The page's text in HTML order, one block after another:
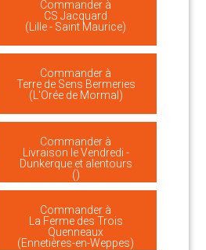
Commander à
CS Jacquard
(Lille - Saint Maurice)
Commander à
Terre de Sens Bermeries
(L'Orée de Mormal)
Commander à
Livraison le Vendredi -
Dunkerque et alentours
()
Commander à
La Ferme des Trois
Quenneaux
(Ennetières-en-Weppes)